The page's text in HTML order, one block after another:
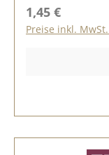
Regulärer Preis:
1,45 €
Preise inkl.